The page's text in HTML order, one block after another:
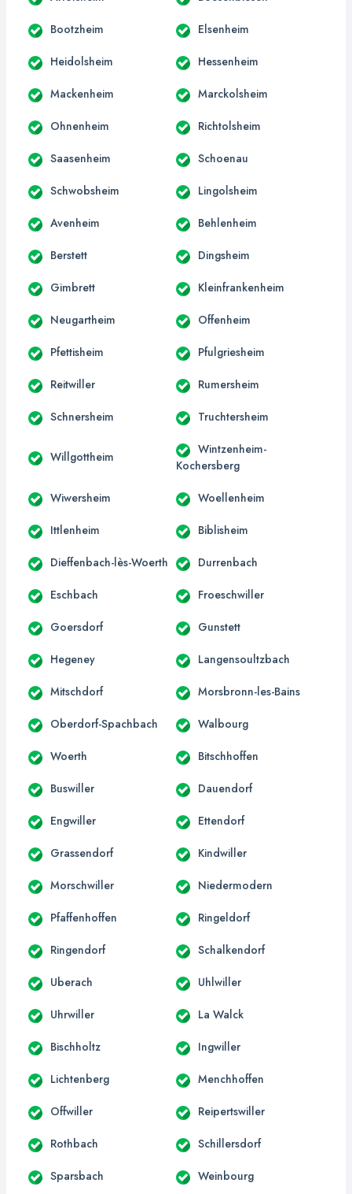
Bootzheim Elsenheim
Heidolsheim Hessenheim
Mackenheim Marckolsheim
Ohnenheim Richtolsheim
Saasenheim Schoenau
Schwobsheim Lingolsheim
Avenheim Behlenheim
Berstett Dingsheim
Gimbrett Kleinfrankenheim
Neugartheim Offenheim
Pfettisheim Pfulgriesheim
Reitwiller Rumersheim
Schnersheim Truchtersheim
Willgottheim
Wintzenheim-
Kochersberg
Wiwersheim Woellenheim
Ittlenheim Biblisheim
Dieffenbach-lès-Woerth Durrenbach
Eschbach Froeschwiller
Goersdorf Gunstett
Hegeney Langensoultzbach
Mitschdorf Morsbronn-les-Bains
Oberdorf-Spachbach Walbourg
Woerth Bitschhoffen
Buswiller Dauendorf
Engwiller Ettendorf
Grassendorf Kindwiller
Morschwiller Niedermodern
Pfaffenhoffen Ringeldorf
Ringendorf Schalkendorf
Uberach Uhlwiller
Uhrwiller La Walck
Bischholtz Ingwiller
Lichtenberg Menchhoffen
Offwiller Reipertswiller
Rothbach Schillersdorf
Sparsbach Weinbourg